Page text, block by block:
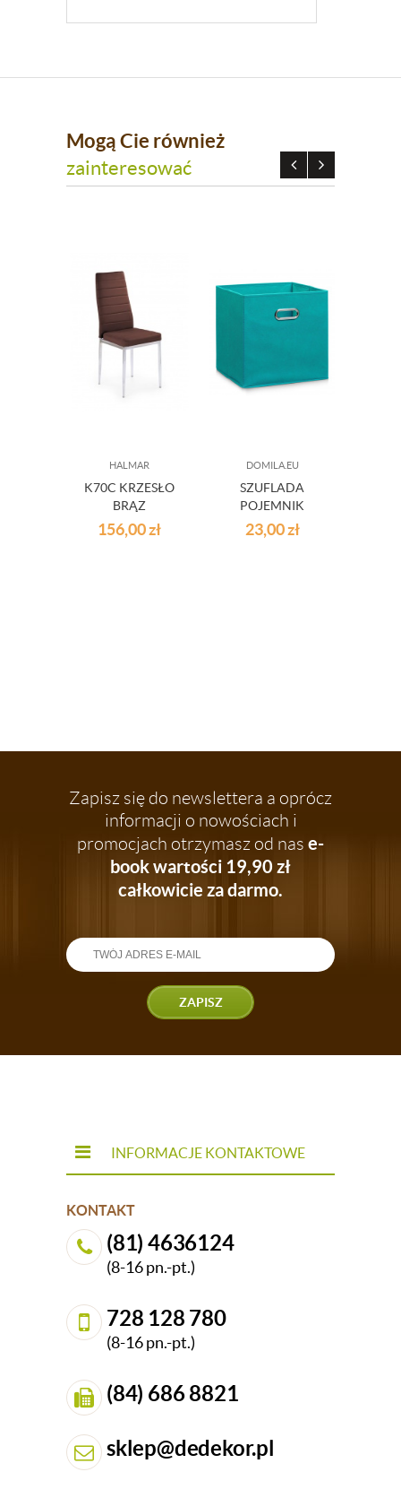
Mogą Cie również
zainteresować
HALMAR
K70C KRZESŁO
BRĄZ
156,00zł
DOMILA.EU
SZUFLADA
POJEMNIK
WINNY - NOWE
KOLORY
23,00zł
Zapisz się do newslettera a oprócz
informacji o nowościach i
promocjach otrzymasz od nas e-
book wartości 19,90 zł
całkowicie za darmo.
ZAPISZ
INFORMACJE KONTAKTOWE
KONTAKT
(81) 4636124
(8-16 pn.-pt.)
728 128 780
(8-16 pn.-pt.)
(84) 686 8821
sklep@dedekor.pl